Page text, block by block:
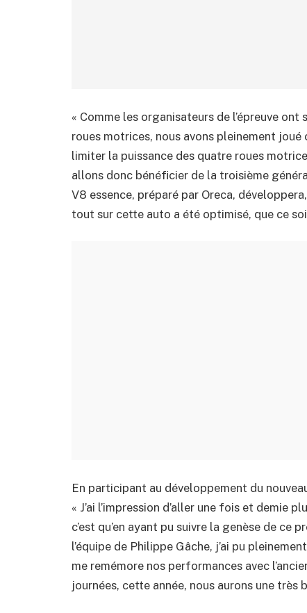
« Comme les organisateurs de l’épreuve
roues motrices, nous avons pleinement
limiter la puissance des quatre roues
allons donc bénéficier de la troisième
V8 essence, préparé par Oreca,
tout sur cette auto a été optimisé, que ce
En participant au développement du
« J’ai l’impression d’aller une fois et demie
c’est qu’en ayant pu suivre la genèse de
l’équipe de Philippe Gâche, j’ai pu
me remémore nos performances avec
journées, cette année, nous aurons une très